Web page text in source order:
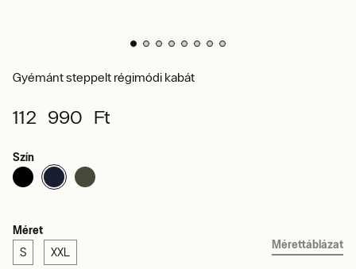
Gyémánt steppelt régimódi kabát
112 990 Ft
Szín
Méret
S XXL
Mérettáblázat